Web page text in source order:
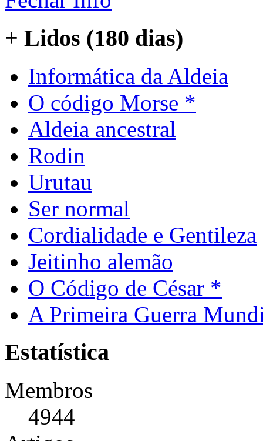
+ Lidos (180 dias)
Informática da Aldeia
O código Morse *
Aldeia ancestral
Rodin
Urutau
Ser normal
Cordialidade e Gentileza
Jeitinho alemão
O Código de César *
A Primeira Guerra
Estatística
Membros
4944